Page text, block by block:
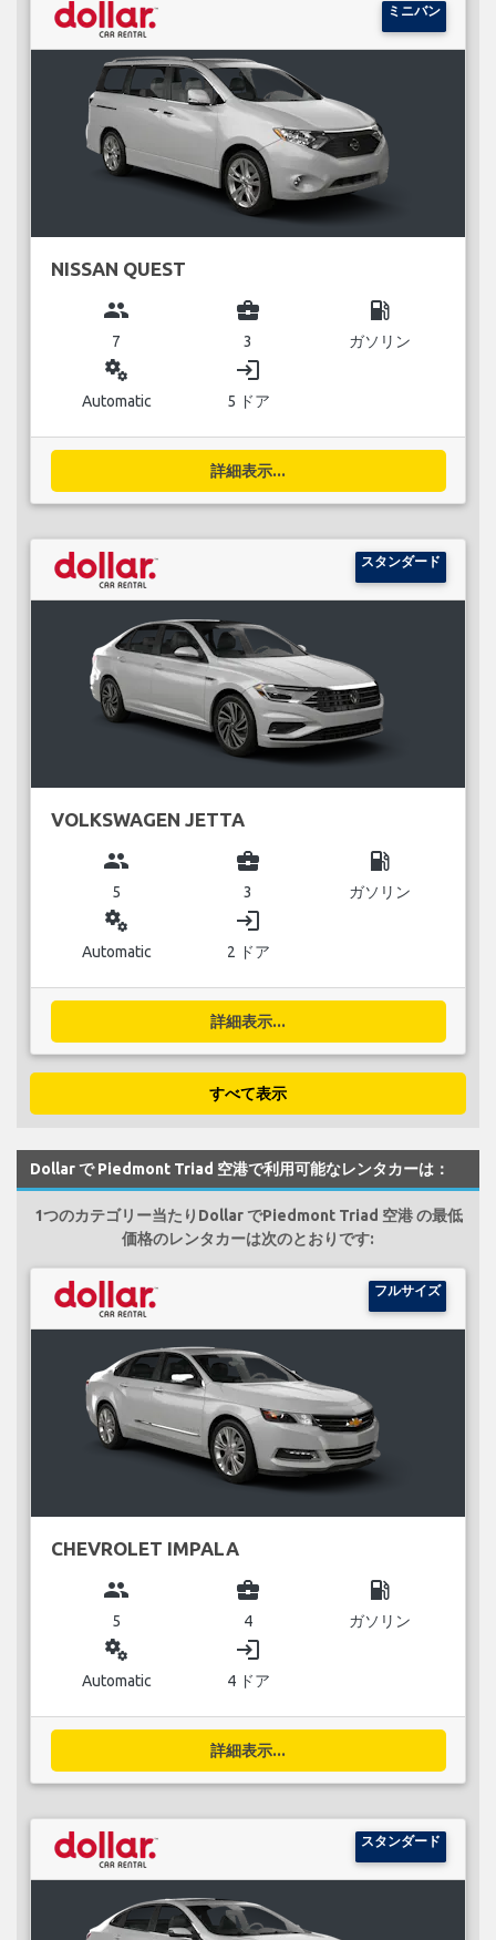
ミニバン
NISSAN QUEST
group
7
business_center
3
local_gas_station
ガソリン
miscellaneous_services
Automatic
login
5 ドア
詳細表示...
スタンダード
VOLKSWAGEN JETTA
group
5
business_center
3
local_gas_station
ガソリン
miscellaneous_services
Automatic
login
2 ドア
詳細表示...
すべて表示
Dollar で Piedmont Triad 空港で利用可能なレンタカーは：
1つのカテゴリー当たりDollar でPiedmont Triad 空港 の最低
価格のレンタカーは次のとおりです:
フルサイズ
CHEVROLET IMPALA
group
5
business_center
4
local_gas_station
ガソリン
miscellaneous_services
Automatic
login
4 ドア
詳細表示...
スタンダード